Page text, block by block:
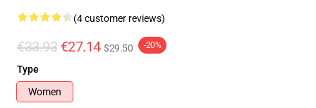
(4 customer reviews)
€33.93 €27.14 $29.50 -20%
Type
Women